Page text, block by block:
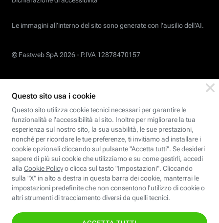
Le immagini all’interno del sito sono generate con l'ausilio dell'AI.
© Fastweb SpA 2026 - P.IVA 12878470157